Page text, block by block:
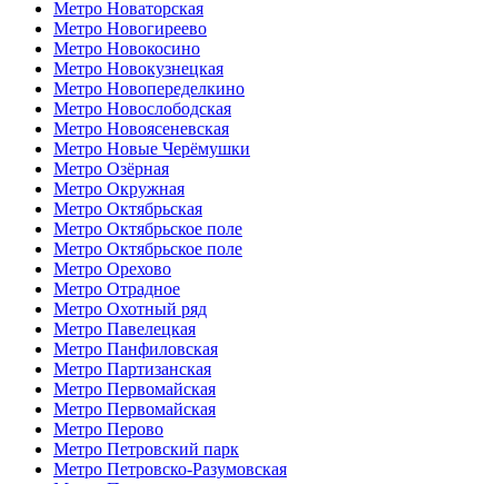
Метро Новаторская
Метро Новогиреево
Метро Новокосино
Метро Новокузнецкая
Метро Новопеределкино
Метро Новослободская
Метро Новоясеневская
Метро Новые Черёмушки
Метро Озёрная
Метро Окружная
Метро Октябрьская
Метро Октябрьское поле
Метро Октябрьское поле
Метро Орехово
Метро Отрадное
Метро Охотный ряд
Метро Павелецкая
Метро Панфиловская
Метро Партизанская
Метро Первомайская
Метро Первомайская
Метро Перово
Метро Петровский парк
Метро Петровско-Разумовская